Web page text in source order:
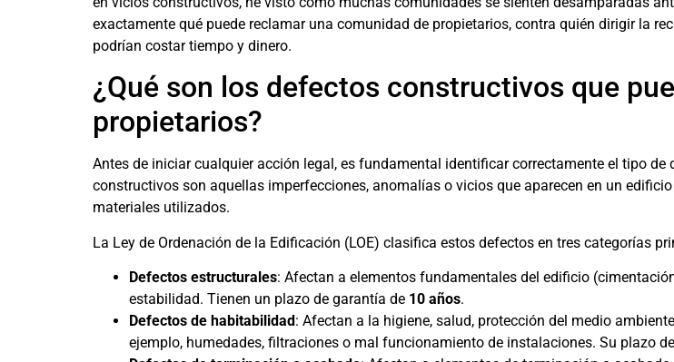
exactamente qué puede reclamar una comunidad de propietarios, contra quién dirigir la
podrían costar tiempo y dinero.
¿Qué son los defectos constructivos que
propietarios?
Antes de iniciar cualquier acción legal, es fundamental identificar correctamente el tipo
constructivos son aquellas imperfecciones, anomalías o vicios que aparecen en un
materiales utilizados.
La Ley de Ordenación de la Edificación (LOE) clasifica estos defectos en tres categorías
Defectos estructurales: Afectan a elementos fundamentales del edificio
estabilidad. Tienen un plazo de garantía de 10 años.
Defectos de habitabilidad : Afectan a la higiene, salud, protección del medio
ejemplo, humedades, filtraciones o mal funcionamiento de instalaciones. Su plazo